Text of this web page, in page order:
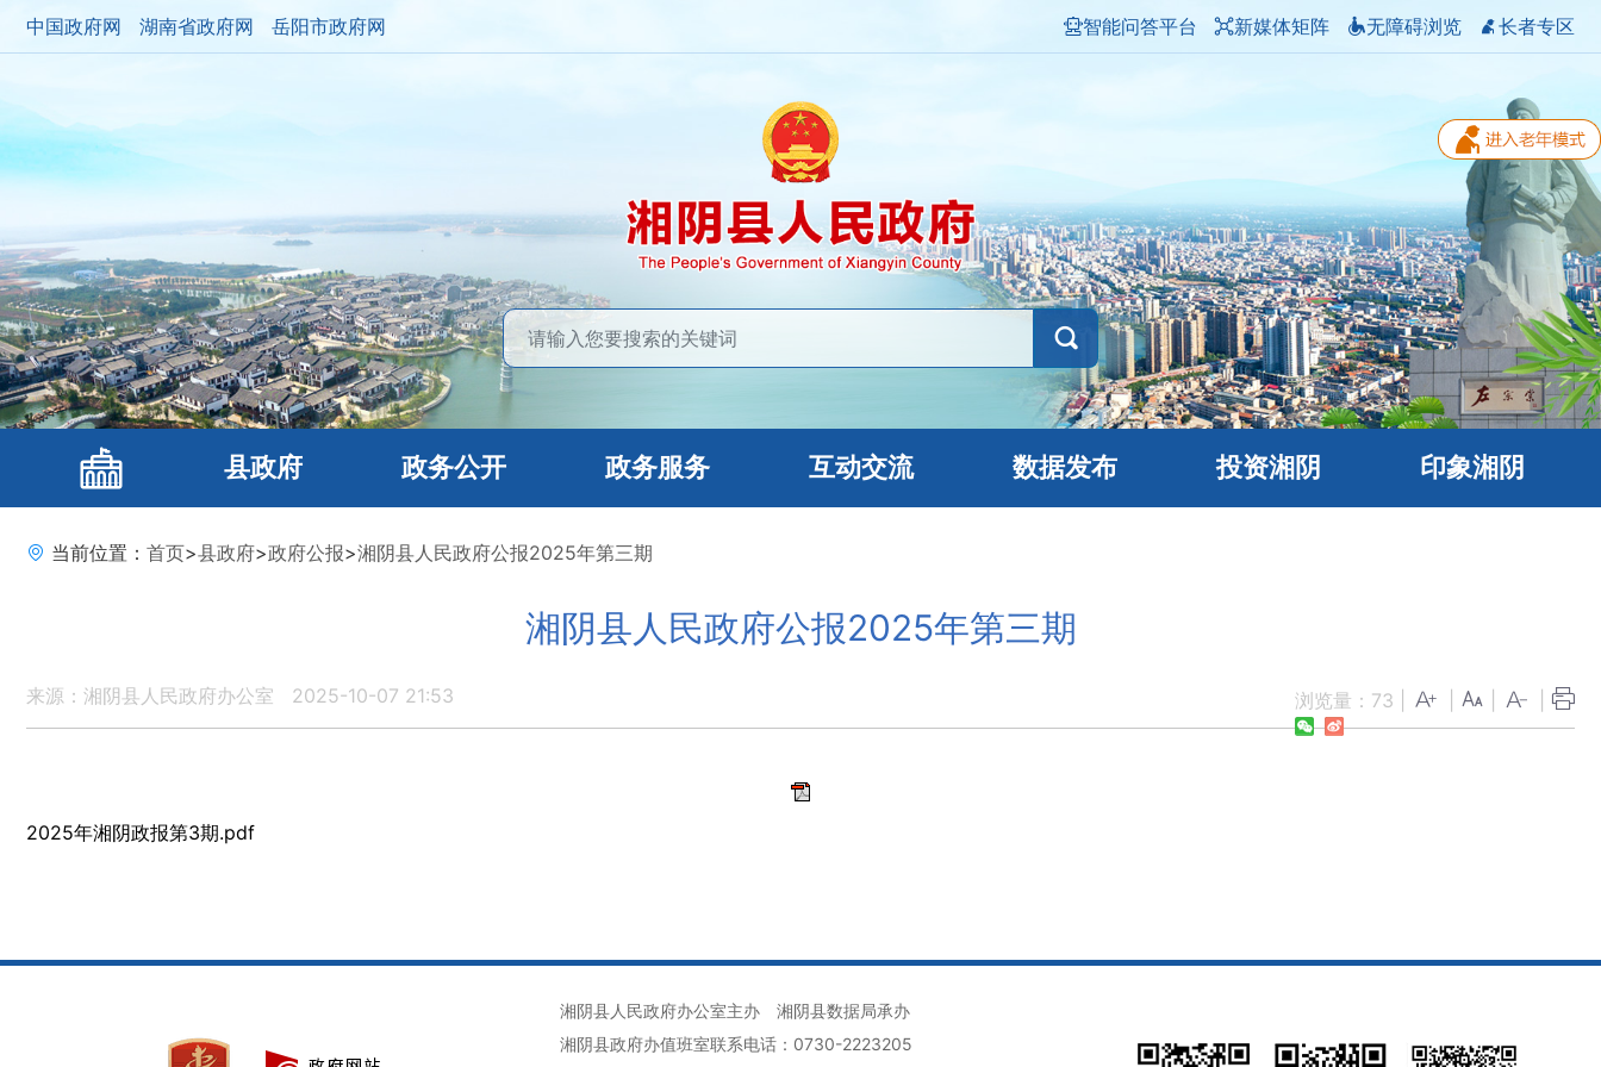
中国政府网 湖南省政府网 岳阳市政府网 智能问答平台 新媒体矩阵 无障碍浏览 长者专区
县政府 政务公开 政务服务 互动交流 数据发布 投资湘阴 印象湘阴
当前位置： 首页>县政府>政府公报>湘阴县人民政府公报2025年第三期
湘阴县人民政府公报2025年第三期
来源：湘阴县人民政府办公室 2025-10-07 21:53 浏览量： 73
2025年湘阴政报第3期.pdf
湘阴县人民政府办公室主办
湘阴县数据局承办
湘阴县政府办值班室联系电话：0730-2223205